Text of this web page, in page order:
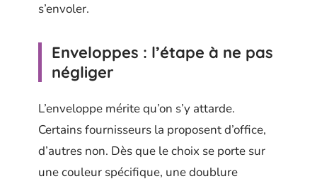
s’envoler.
Enveloppes : l’étape à ne pas
négliger
L’enveloppe mérite qu’on s’y attarde.
Certains fournisseurs la proposent d’office,
d’autres non. Dès que le choix se porte sur
une couleur spécifique, une doublure